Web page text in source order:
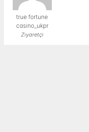
true fortune
casino_ukpr
Ziyaretçi